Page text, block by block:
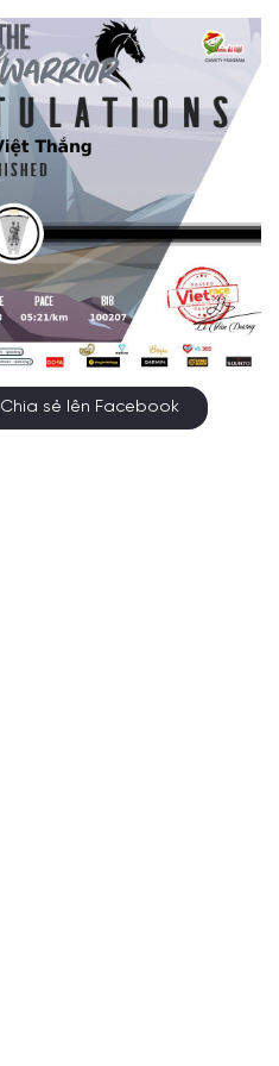
Chia sẻ lên Facebook